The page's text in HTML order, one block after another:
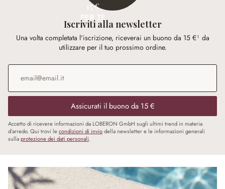
15 €
PER TE
Iscriviti alla newsletter
Una volta completata l'iscrizione, riceverai un buono da 15 €¹ da
utilizzare per il tuo prossimo ordine.
Indirizzo e-mail
Assicurati il buono da 15 €
Accetto di ricevere informazioni da LOBERON GmbH sugli ultimi trend in materia
d’arredo. Qui trovi lecondizioni di inviodella newsletter e le informazioni generali
sullaprotezione dei dati personali.